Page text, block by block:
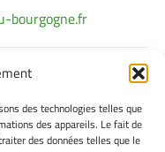
des technologies telles que
des appareils. Le fait de
des données telles que le
bourgogne.fr